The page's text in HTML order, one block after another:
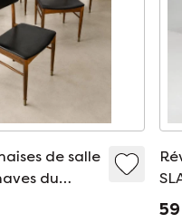
de salle
du
années